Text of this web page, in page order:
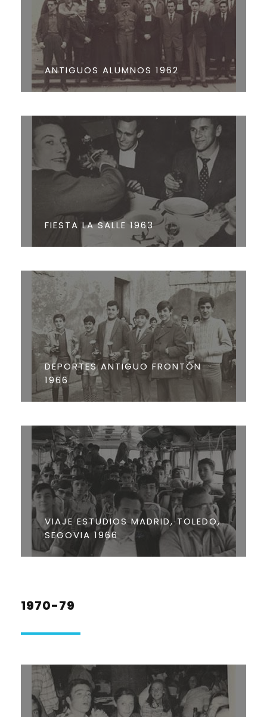
ANTIGUOS ALUMNOS 1962
FIESTA LA SALLE 1963
DEPORTES ANTIGUO FRONTÓN
1966
VIAJE ESTUDIOS MADRID, TOLEDO,
SEGOVIA 1966
1970-79